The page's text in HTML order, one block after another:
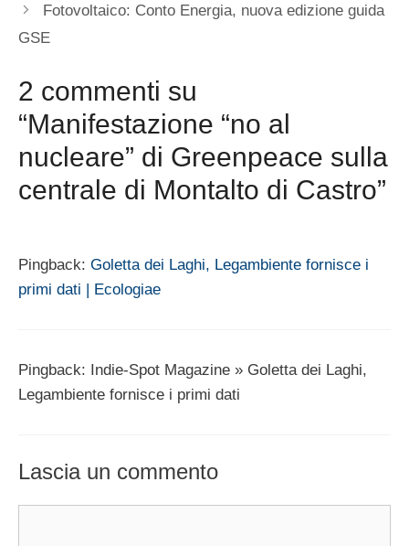
Fotovoltaico: Conto Energia, nuova edizione guida
GSE
2 commenti su
“Manifestazione “no al
nucleare” di Greenpeace sulla
centrale di Montalto di Castro”
Pingback: Goletta dei Laghi, Legambiente fornisce i
primi dati | Ecologiae
Pingback: Indie-Spot Magazine » Goletta dei Laghi,
Legambiente fornisce i primi dati
Lascia un commento